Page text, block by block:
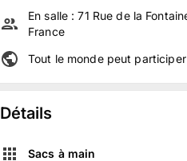
En salle :71 Rue de la
France
Tout le monde peut participer
Détails
Sacs à main